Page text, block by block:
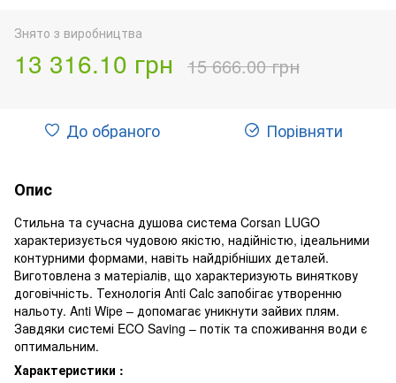
Знято з виробництва
13 316.10 грн 15 666.00 грн
До обраного Порівняти
Опис
Стильна та сучасна душова система Corsan LUGO
характеризується чудовою якістю, надійністю, ідеальними
контурними формами, навіть найдрібніших деталей.
Виготовлена ​​з матеріалів, що характеризують виняткову
договічність. Технологія Anti Calc запобігає утворенню
нальоту. Anti Wipe – допомагає уникнути зайвих плям.
Завдяки системі ECO Saving – потік та споживання води є
оптимальним.
Характеристики :